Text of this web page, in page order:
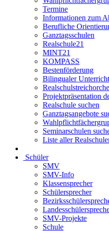
Termine
Informationen zum
Berufliche
Ganztagsschulen
Realschule21
MINT21
KOMPASS
Bestenförderung
Bilingualer Unterricht
Projektpräsentation
Realschule suchen
Ganztagsangebote
Seminarschulen
Liste aller
Schüler
SMV
SMV-Info
Klassensprecher
Schülersprecher
SMV-Projekte
Schule